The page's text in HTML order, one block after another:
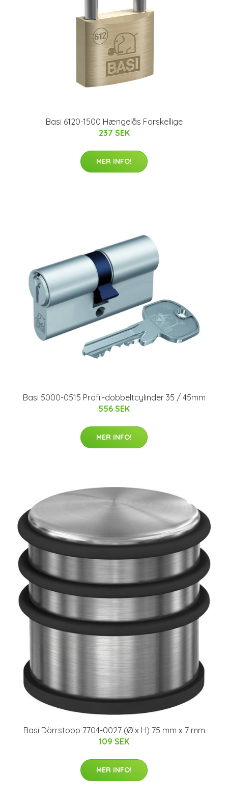
Basi 6120-1500 Hængelås Forskellige
237 SEK
MER INFO!
Basi 5000-0515 Profil-dobbeltcylinder 35 / 45mm
556 SEK
MER INFO!
Basi Dörrstopp 7704-0027 (Ø x H) 75 mm x 7 mm
109 SEK
MER INFO!